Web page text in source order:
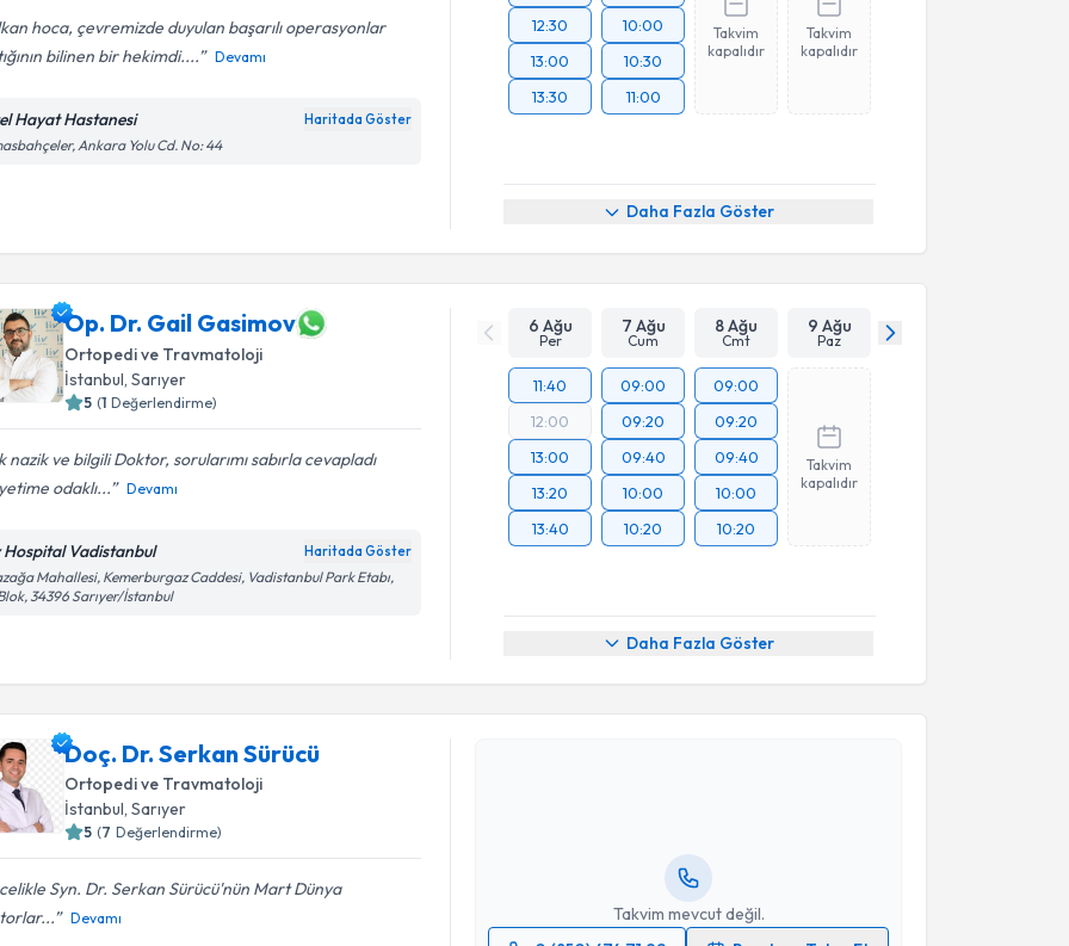
hoca, çevremizde duyulan başarılı operasyonlar
bilinen bir hekimdi....
Devamı
Hayat Hastanesi Haritada Göster
Ankara Yolu Cd. No: 44
12:30
13:00
13:30
10:00
10:30
11:00
Takvim
kapalıdır
Takvim
kapalıdır
Daha Fazla Göster
Op. Dr. Gail Gasimov
Ortopedi ve Travmatoloji
İstanbul , Sarıyer
5 (1 Değerlendirme)
nazik ve bilgili Doktor, sorularımı sabırla cevapladı
odaklı...
Devamı
Hospital Vadistanbul Haritada Göster
Mahallesi, Kemerburgaz Caddesi, Vadistanbul Park Etabı,
34396 Sarıyer/İstanbul
6 Ağu
Per
7 Ağu
Cum
8 Ağu
Cmt
9 Ağu
Paz
11:40
12:00
13:00
13:20
13:40
09:00
09:20
09:40
10:00
10:20
09:00
09:20
09:40
10:00
10:20
Takvim
kapalıdır
Daha Fazla Göster
Doç. Dr. Serkan Sürücü
Ortopedi ve Travmatoloji
İstanbul, Sarıyer
5 (7 Değerlendirme)
Syn. Dr. Serkan Sürücü'nün Mart Dünya
Devamı
Takvim mevcut değil.